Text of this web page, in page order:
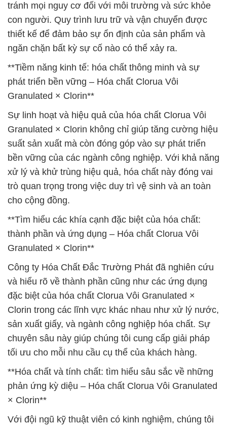
tránh mọi nguy cơ đối với môi trường và sức khỏe
con người. Quy trình lưu trữ và vận chuyển được
thiết kế để đảm bảo sự ổn định của sản phẩm và
ngăn chặn bất kỳ sự cố nào có thể xảy ra.
**Tiềm năng kinh tế: hóa chất thông minh và sự
phát triển bền vững – Hóa chất Clorua Vôi
Granulated × Clorin**
Sự linh hoạt và hiệu quả của hóa chất Clorua Vôi
Granulated × Clorin không chỉ giúp tăng cường hiệu
suất sản xuất mà còn đóng góp vào sự phát triển
bền vững của các ngành công nghiệp. Với khả năng
xử lý và khử trùng hiệu quả, hóa chất này đóng vai
trò quan trọng trong việc duy trì vệ sinh và an toàn
cho cộng đồng.
**Tìm hiểu các khía cạnh đặc biệt của hóa chất:
thành phần và ứng dụng – Hóa chất Clorua Vôi
Granulated × Clorin**
Công ty Hóa Chất Đắc Trường Phát đã nghiên cứu
và hiểu rõ về thành phần cũng như các ứng dụng
đặc biệt của hóa chất Clorua Vôi Granulated ×
Clorin trong các lĩnh vực khác nhau như xử lý nước,
sản xuất giấy, và ngành công nghiệp hóa chất. Sự
chuyên sâu này giúp chúng tôi cung cấp giải pháp
tối ưu cho mỗi nhu cầu cụ thể của khách hàng.
**Hóa chất và tính chất: tìm hiểu sâu sắc về những
phản ứng kỳ diệu – Hóa chất Clorua Vôi Granulated
× Clorin**
Với đội ngũ kỹ thuật viên có kinh nghiệm, chúng tôi